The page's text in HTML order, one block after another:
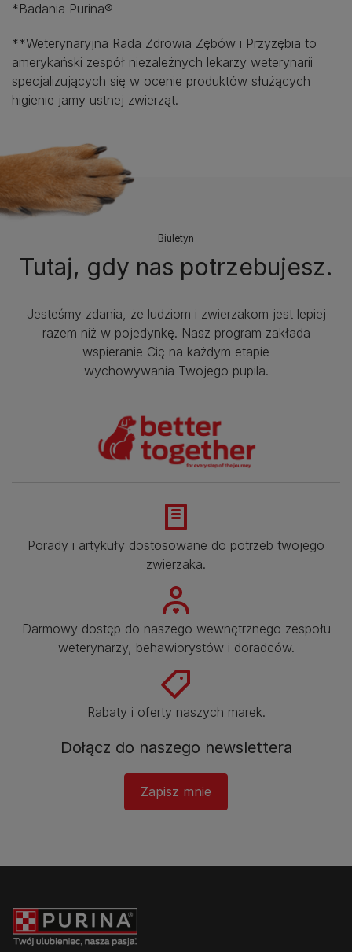
*Badania Purina®
**Weterynaryjna Rada Zdrowia Zębów i Przyzębia to
amerykański zespół niezależnych lekarzy weterynarii
specjalizujących się w ocenie produktów służących
higienie jamy ustnej zwierząt.
Biuletyn
Tutaj, gdy nas potrzebujesz.
Jesteśmy zdania, że ludziom i zwierzakom jest lepiej
razem niż w pojedynkę. Nasz program zakłada
wspieranie Cię na każdym etapie
wychowywania Twojego pupila.
Porady i artykuły dostosowane do potrzeb twojego
zwierzaka.​
Darmowy dostęp do naszego wewnętrznego zespołu
weterynarzy, behawiorystów i doradców.​
Rabaty i oferty naszych marek.​
Dołącz do naszego newslettera
Zapisz mnie